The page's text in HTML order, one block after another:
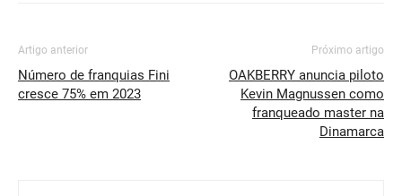
Artigo anterior
Número de franquias Fini
cresce 75% em 2023
Próximo artigo
OAKBERRY anuncia piloto
Kevin Magnussen como
franqueado master na
Dinamarca